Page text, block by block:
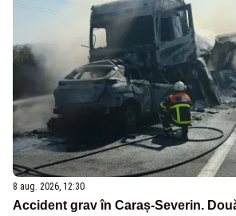
8 aug. 2026, 12:30
Accident grav în Caraș-Severin.